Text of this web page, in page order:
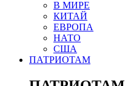
В МИРЕ
КИТАЙ
ЕВРОПА
НАТО
США
ПАТРИОТАМ